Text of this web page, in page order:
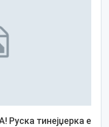
тинејџерка е